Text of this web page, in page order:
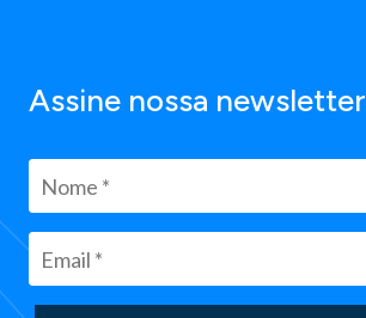
Assine nossa newsletter